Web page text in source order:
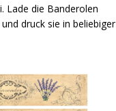
Lade die Banderolen
druck sie in beliebiger